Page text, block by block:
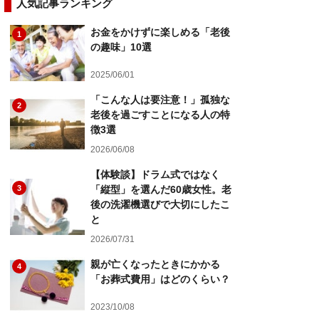
人気記事ランキング
1
お金をかけずに楽しめる「老後
の趣味」10選
2025/06/01
2
「こんな人は要注意！」孤独な
老後を過ごすことになる人の特
徴3選
2026/06/08
3
【体験談】ドラム式ではなく
「縦型」を選んだ60歳女性。老
後の洗濯機選びで大切にしたこ
と
2026/07/31
4
親が亡くなったときにかかる
「お葬式費用」はどのくらい？
2023/10/08